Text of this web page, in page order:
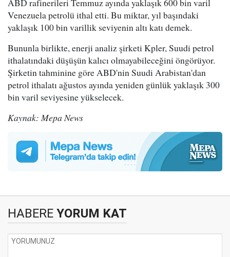
ABD rafinerileri Temmuz ayında yaklaşık 600 bin varil
Venezuela petrolü ithal etti. Bu miktar, yıl başındaki
yaklaşık 100 bin varillik seviyenin altı katı demek.
Bununla birlikte, enerji analiz şirketi Kpler, Suudi petrol
ithalatındaki düşüşün kalıcı olmayabileceğini öngörüyor.
Şirketin tahminine göre ABD'nin Suudi Arabistan'dan
petrol ithalatı ağustos ayında yeniden günlük yaklaşık 300
bin varil seviyesine yükselecek.
Kaynak: Mepa News
HABERE YORUM KAT